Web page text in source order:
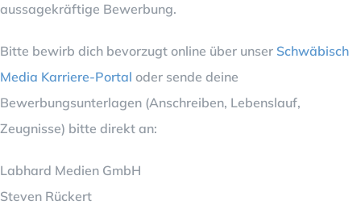
aussagekräftige Bewerbung.
Bitte bewirb dich bevorzugt online über unser Schwäbisch
Media Karriere-Portal oder sende deine
Bewerbungsunterlagen (Anschreiben, Lebenslauf,
Zeugnisse) bitte direkt an:
Labhard Medien GmbH
Steven Rückert